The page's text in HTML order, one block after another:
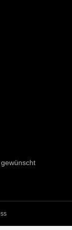
gewünscht